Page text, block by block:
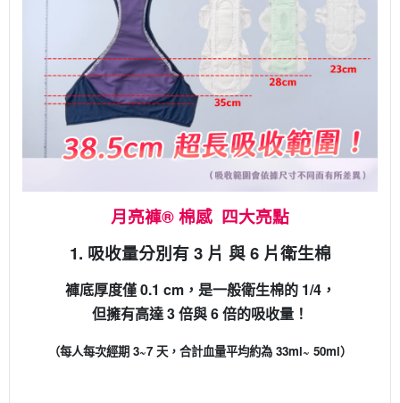
月亮褲® 棉感 四大亮點
1. 吸收量分別有 3 片 與 6 片衛生棉
褲底厚度僅 0.1 cm，是一般衛生棉的 1/4，
但擁有高達 3 倍與 6 倍的吸收量！
（每人每次經期 3~7 天，合計血量平均約為 33ml~ 50ml）